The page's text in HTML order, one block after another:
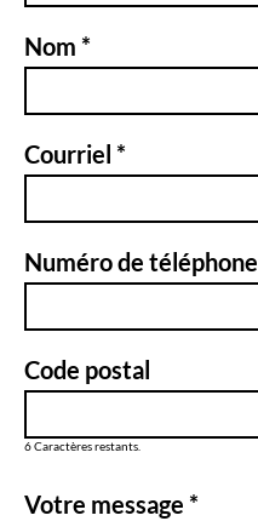
Nom *
Courriel *
Numéro de téléphone
Code postal
6Caractères restants.
Votre message *